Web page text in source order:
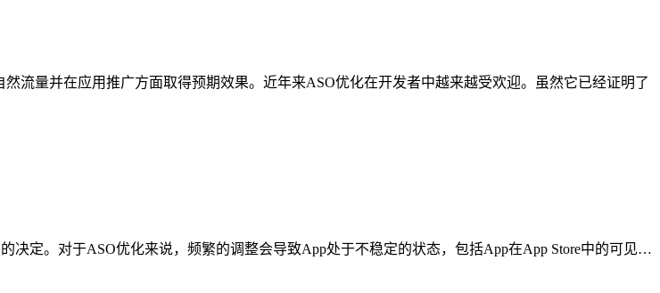
流量并在应用推广方面取得预期效果。近年来ASO优化在开发者中越来越受欢迎。虽然它已经证明了
决定。对于ASO优化来说，频繁的调整会导致App处于不稳定的状态，包括App在App Store中的可见…